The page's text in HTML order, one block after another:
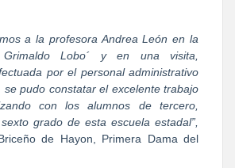
a la profesora Andrea León en la
Grimaldo Lobo´ y en una visita,
por el personal administrativo
se pudo constatar el excelente trabajo
con los alumnos de tercero,
grado de esta escuela estadal”,
de Hayon, Primera Dama del